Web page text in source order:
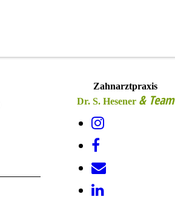
Zahnarztpraxis
Dr. S. Hesener & Team